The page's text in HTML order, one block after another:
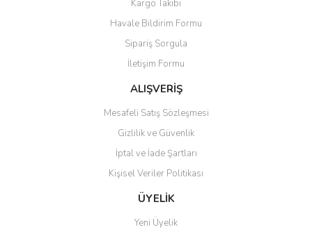
Ürün resmi kalitesiz, bozuk veya görüntülenemiyor.
Ürün açıklamasında eksik bilgiler bulunuyor.
Ürün bilgilerinde hatalar bulunuyor.
Ürün fiyatı diğer sitelerden daha pahalı.
Bu ürüne benzer farklı alternatifler olmalı.
Gönder
Kargo Takibi
Havale Bildirim Formu
Sipariş Sorgula
İletişim Formu
ALIŞVERİŞ
Mesafeli Satış Sözleşmesi
Gizlilik ve Güvenlik
İptal ve İade Şartları
Kişisel Veriler Politikası
ÜYELİK
Yeni Üyelik